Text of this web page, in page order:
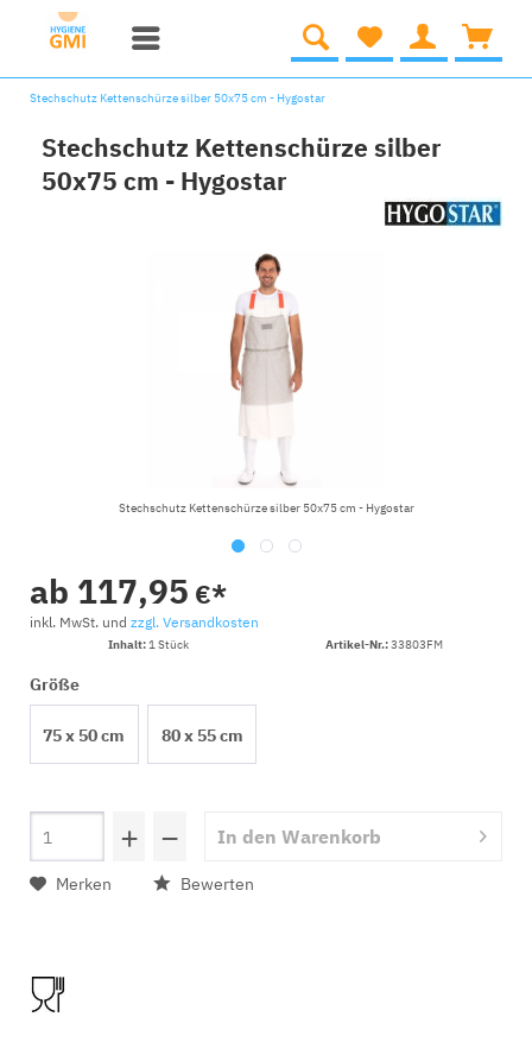
Stechschutz Kettenschürze silber 50x75 cm - Hygostar
Stechschutz Kettenschürze silber
50x75 cm - Hygostar
Stechschutz Kettenschürze silber 50x75 cm - Hygostar
ab 117,95 €*
inkl. MwSt. und zzgl. Versandkosten
Inhalt:1 Stück Artikel-Nr.:33803FM
Größe
75 x 50 cm 80 x 55 cm
+ − In den Warenkorb
Merken Bewerten